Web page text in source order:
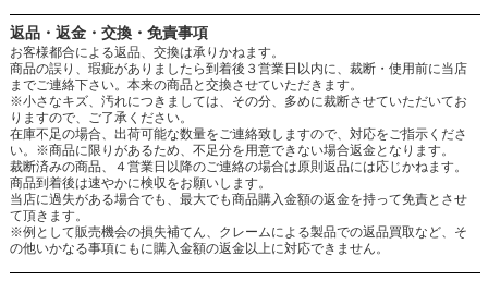
返品・返金・交換・免責事項
お客様都合による返品、交換は承りかねます。
商品の誤り、瑕疵がありましたら到着後３営業日以内に、裁断・使用前に当店
までご連絡下さい。本来の商品と交換させていただきます。
※小さなキズ、汚れにつきましては、その分、多めに裁断させていただいてお
りますので、ご了承ください。
在庫不足の場合、出荷可能な数量をご連絡致しますので、対応をご指示くださ
い。※商品に限りがあるため、不足分を用意できない場合返金となります。
裁断済みの商品、４営業日以降のご連絡の場合は原則返品には応じかねます。
商品到着後は速やかに検収をお願いします。
当店に過失がある場合でも、最大でも商品購入金額の返金を持って免責とさせ
て頂きます。
※例として販売機会の損失補てん、クレームによる製品での返品買取など、そ
の他いかなる事項にもに購入金額の返金以上に対応できません。